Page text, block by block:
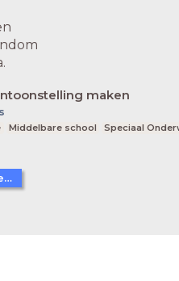
maken
Middelbare school Speciaal
Ontdek kunst en erfgoed in Amersfoort